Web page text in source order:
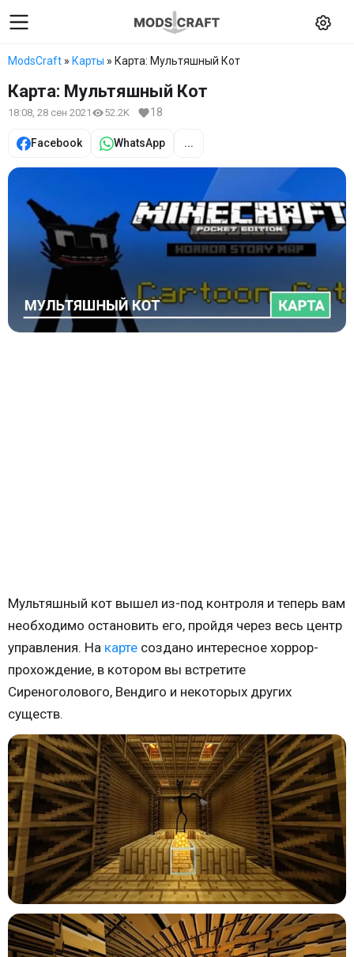
ModsCraft » Карты » Карта: Мультяшный Кот
Карта: Мультяшный Кот
18:08, 28 сен 2021 52.2K 18
Facebook WhatsApp ...
Мультяшный кот вышел из-под контроля и теперь вам
необходимо остановить его, пройдя через весь центр
управления. На карте создано интересное хоррор-
прохождение, в котором вы встретите
Сиреноголового, Вендиго и некоторых других
существ.